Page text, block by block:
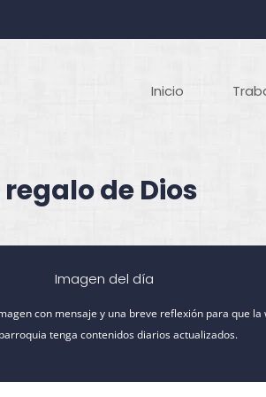
de Dios
Inicio
Imagen del día
con mensaje y una breve reflexión para que la
tenga contenidos diarios actualizados.